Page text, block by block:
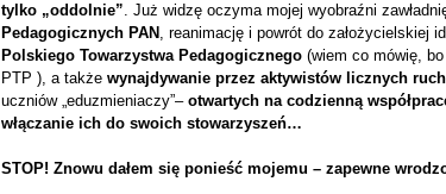
tylko „oddolnie”. Już widzę oczyma mojej wyobraźni
Pedagogicznych PAN , reanimację i powrót do założycielskiej
Polskiego Towarzystwa Pedagogicznego(wiem co mówię, bo
PTP ), a także wynajdywanie przez aktywistów licznych
uczniów „eduzmieniaczy”– otwartych na codzienną
włączanie ich do swoich stowarzyszeń…
STOP! Znowu dałem się ponieść mojemu – zapewne